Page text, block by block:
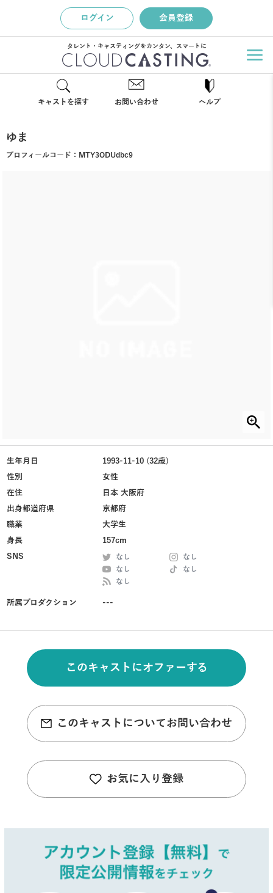
ログイン 会員登録
タレント・キャスティングをカンタン、スマートに
キャストを探す お問い合わせ ヘルプ
ゆま
プロフィールコード： MTY3ODUdbc9
生年月日
1993-11-10 (32歳)
性別
女性
在住
日本 大阪府
出身都道府県
京都府
職業
大学生
身長
157cm
SNS
なし
なし
なし
なし
なし
所属プロダクション ---
このキャストにオファーする
このキャストについてお問い合わせ
お気に入り登録